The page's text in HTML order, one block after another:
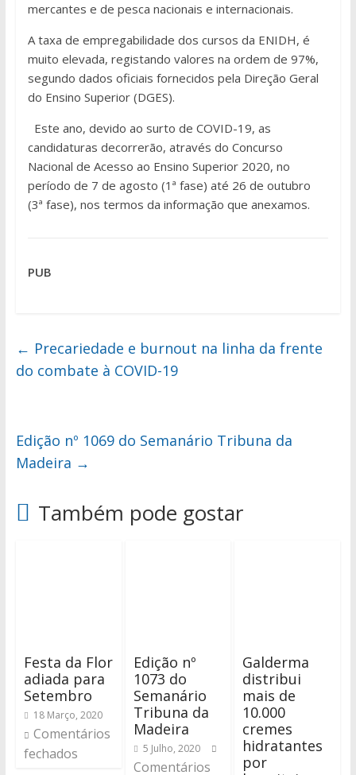
mercantes e de pesca nacionais e internacionais.
A taxa de empregabilidade dos cursos da ENIDH, é
muito elevada, registando valores na ordem de 97%,
segundo dados oficiais fornecidos pela Direção Geral
do Ensino Superior (DGES).
Este ano, devido ao surto de COVID-19, as
candidaturas decorrerão, através do Concurso
Nacional de Acesso ao Ensino Superior 2020, no
período de 7 de agosto (1ª fase) até 26 de outubro
(3ª fase), nos termos da informação que anexamos.
PUB
← Precariedade e burnout na linha da frente
do combate à COVID-19
Edição nº 1069 do Semanário Tribuna da
Madeira →
Também pode gostar
Festa da Flor
adiada para
Setembro
18 Março, 2020
Comentários
fechados
Edição nº
1073 do
Semanário
Tribuna da
Madeira
5 Julho, 2020
Comentários
Galderma
distribui
mais de
10.000
cremes
hidratantes
por